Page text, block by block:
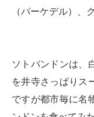
（パーケデル）、
ソトバンドンは、
を井寺さっぱりス
ですが都市毎に名